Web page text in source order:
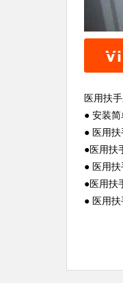
医用扶
● 安装
● 医用
●医用扶
● 医用
●医用扶
● 医用扶